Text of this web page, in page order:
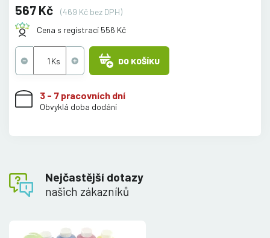
567 Kč
(469 Kč bez DPH)
Cena s registrací 556 Kč
DO KOŠÍKU
3 - 7 pracovních dní
Obvyklá doba dodání
Nejčastější dotazy
našich zákazníků